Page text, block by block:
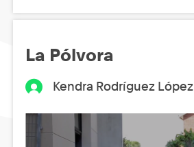
La Pólvora
Kendra Rodríguez López